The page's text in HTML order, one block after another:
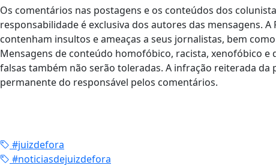
Os comentários nas postagens e os conteúdos dos
responsabilidade é exclusiva dos autores das mensagens.
contenham insultos e ameaças a seus jornalistas, bem
Mensagens de conteúdo homofóbico, racista, xenofóbico
falsas também não serão toleradas. A infração reiterada da
permanente do responsável pelos comentários.
#juizdefora
#noticiasdejuizdefora